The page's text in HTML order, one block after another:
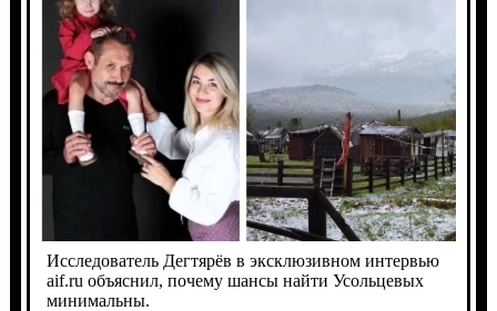
Исследователь Дегтярёв в эксклюзивном интервью
aif.ru объяснил, почему шансы найти Усольцевых
минимальны.